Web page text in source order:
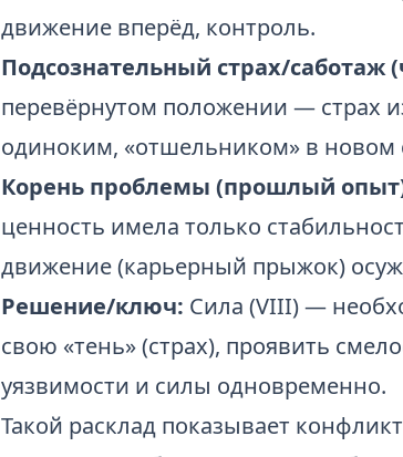
движение вперёд, контроль.
Подсознательный страх/саботаж
перевёрнутом положении — страх
одиноким, «отшельником» в новом
Корень проблемы (прошлый
ценность имела только
движение (карьерный прыжок)
Решение/ключ: Сила (VIII) —
свою «тень» (страх), проявить
уязвимости и силы одновременно.
Такой расклад показывает